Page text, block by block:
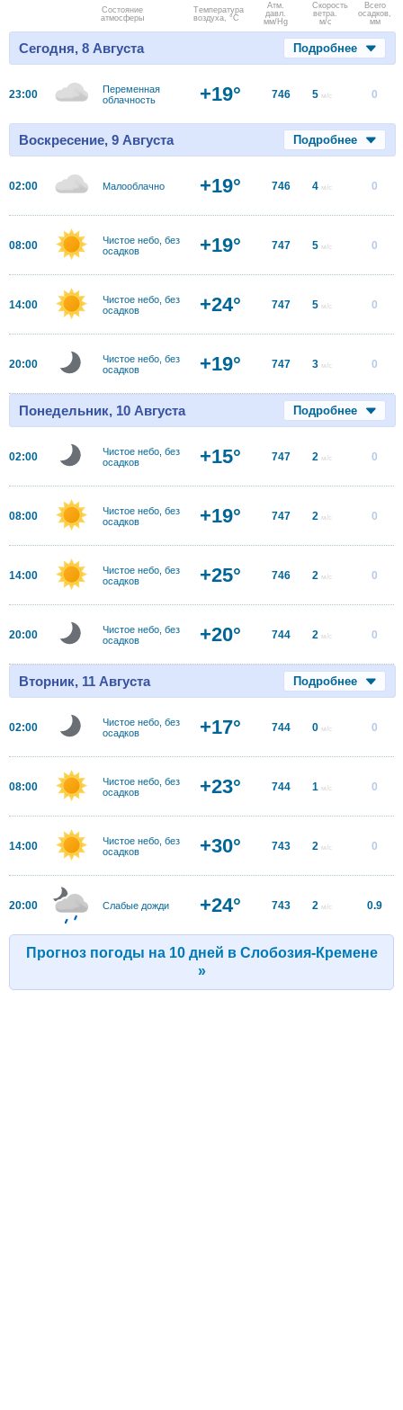
Состояние
атмосферы
Температура
воздуха, °C
Атм.
давл.
мм/Hg
Скорость
ветра.
м/с
Всего
осадков,
мм
Сегодня, 8 Августа Подробнее
23:00
Переменная
облачность
+19° 746 5 м/с 0
Воскресение, 9 Августа Подробнее
02:00 Малооблачно +19° 746 4 м/с 0
08:00
Чистое небо, без
осадков
+19° 747 5 м/с 0
14:00
Чистое небо, без
осадков
+24° 747 5 м/с 0
20:00
Чистое небо, без
осадков
+19° 747 3 м/с 0
Понедельник, 10 Августа Подробнее
02:00
Чистое небо, без
осадков
+15° 747 2 м/с 0
08:00
Чистое небо, без
осадков
+19° 747 2 м/с 0
14:00
Чистое небо, без
осадков
+25° 746 2 м/с 0
20:00
Чистое небо, без
осадков
+20° 744 2 м/с 0
Вторник, 11 Августа Подробнее
02:00
Чистое небо, без
осадков
+17° 744 0 м/с 0
08:00
Чистое небо, без
осадков
+23° 744 1 м/с 0
14:00
Чистое небо, без
осадков
+30° 743 2 м/с 0
20:00 Слабые дожди +24° 743 2 м/с 0.9
Прогноз погоды на 10 дней в Слобозия-Кремене
»